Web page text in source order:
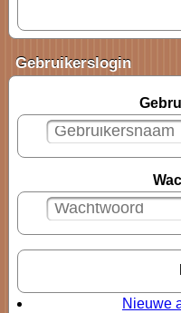
Gebruikerslogin
Nieuwe